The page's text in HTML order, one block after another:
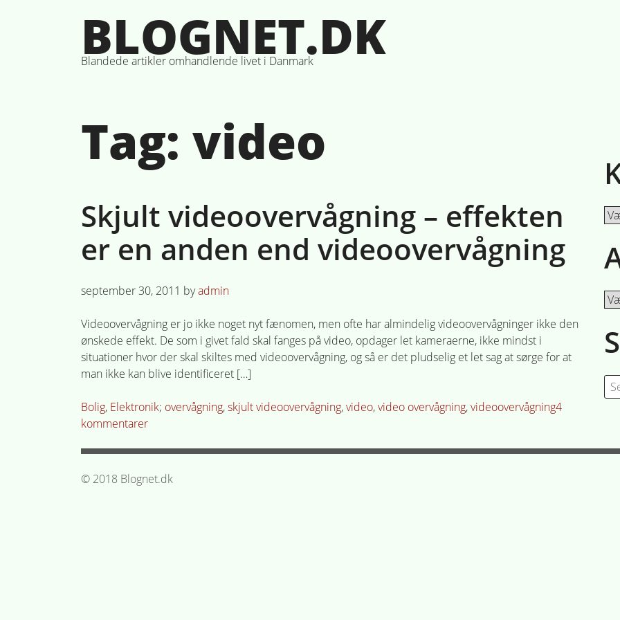
to
content
BLOGNET.DK
Blandede artikler omhandlende livet i Danmark
Tag: video
Skjult videoovervågning – effekten
er en anden end videoovervågning
Posted
september 30, 2011 byadmin
Videoovervågning er jo ikke noget nyt fænomen, men ofte har almindelig videoovervågninger ikke den
ønskede effekt. De som i givet fald skal fanges på video, opdager let kameraerne, ikke mindst i
situationer hvor der skal skiltes med videoovervågning, og så er det pludselig et let sag at sørge for at
man ikke kan blive identificeret […]
Posted
in
Bolig, Elektronik Tagged
overvågning,skjult videoovervågning,video,video overvågning,videoovervågning4
kommentarertil
videoovervågning
for:
© 2018 Blognet.dk